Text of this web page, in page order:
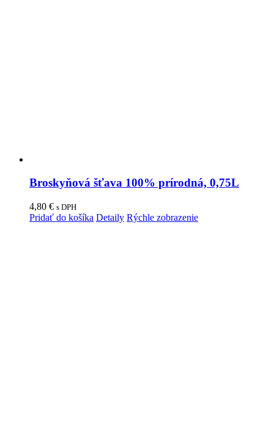
Broskyňová šťava 100% prírodná, 0,75L
4,80 € s DPH
Pridať do košíka Detaily Rýchle zobrazenie